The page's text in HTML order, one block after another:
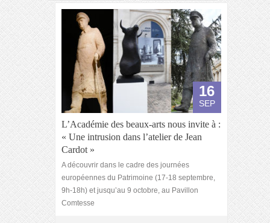
16
SEP
L’Académie des beaux-arts nous invite à :
« Une intrusion dans l’atelier de Jean
Cardot »
A découvrir dans le cadre des journées
européennes du Patrimoine (17-18 septembre,
9h-18h) et jusqu’au 9 octobre, au Pavillon
Comtesse